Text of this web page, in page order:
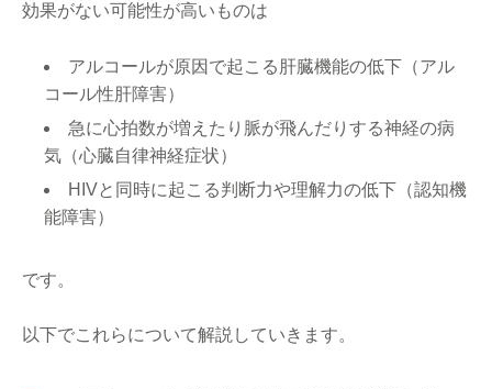
効果がない可能性が高いものは
アルコールが原因で起こる肝臓機能の低下（アル
コール性肝障害）
急に心拍数が増えたり脈が飛んだりする神経の病
気（心臓自律神経症状）
HIVと同時に起こる判断力や理解力の低下（認知機
能障害）
です。
以下でこれらについて解説していきます。